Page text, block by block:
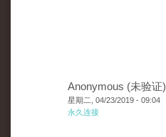
Anonymous (未验证)
星期二, 04/23/2019 - 09:04
永久连接